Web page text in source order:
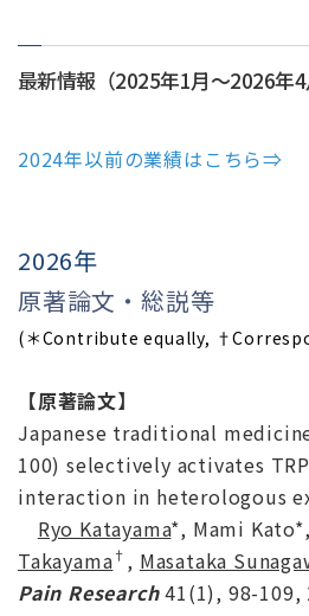
最新情報（2025年1月～2026年
2024年以前の業績はこちら⇒
2026年
原著論文・総説等
(＊Contribute equally,
【原著論文】
Japanese traditional
100) selectively activates
interaction in heterologous
Ryo Katayama*, Mami
Takayama† , Masataka
Pain Research41(1), 98-109,